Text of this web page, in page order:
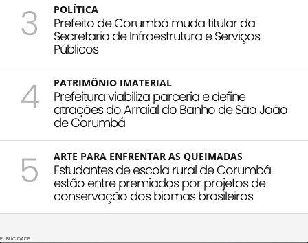
3 POLÍTICA
Prefeito de Corumbá muda titular da
Secretaria de Infraestrutura e Serviços
Públicos
4 PATRIMÔNIO IMATERIAL
Prefeitura viabiliza parceria e define
atrações do Arraial do Banho de São João
de Corumbá
5 ARTE PARA ENFRENTAR AS QUEIMADAS
Estudantes de escola rural de Corumbá
estão entre premiados por projetos de
conservação dos biomas brasileiros
PUBLICIDADE